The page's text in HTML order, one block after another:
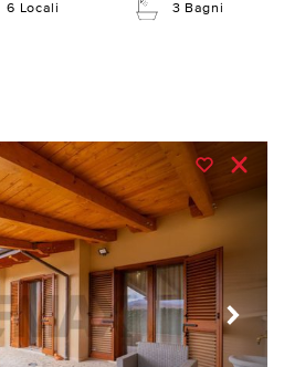
6 Locali 3 Bagni